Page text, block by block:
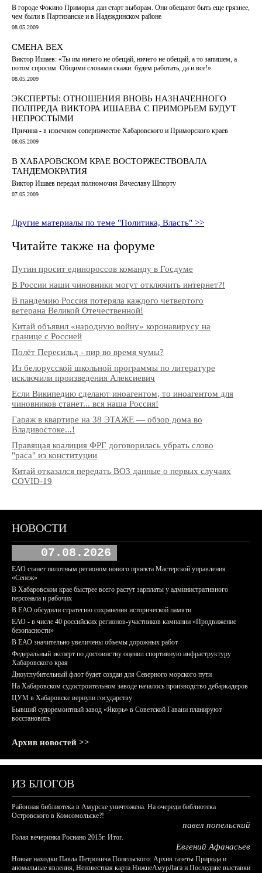
В городе Фокино Приморья дан старт выборам. Они обещают быть еще грязнее,
чем были в Партизанске и в Надеждинском районе
08.05.2009
СМЕНА ВЕХ
Виктор Ишаев: «Ты им ничего не обещай, ничего не обещай, а то запишем, а
потом спросим. Общими словами скажи: будем работать, да и все!»
08.05.2009
ЭКСПЕРТЫ: ОТНОШЕНИЯ ВНОВЬ НАЗНАЧЕННОГО
ПОЛПРЕДА ВИКТОРА ИШАЕВА С ПРИМОРЬЕМ БУДУТ
НЕПРОСТЫМИ
Причина - в извечном соперничестве Хабаровского и Приморского краев
08.05.2009
В ХАБАРОВСКОМ КРАЕ ВОСТОРЖЕСТВОВАЛА
ТАНДЕМОКРАТИЯ
Виктор Ишаев передал полномочия Вячеславу Шпорту
07.05.2009
Другие материалы по теме "Политика, Власть" >>
Читайте также на форуме
Путин просит единороссов команду в Госдуме
В России наши чиновники могут отключить интернет?!
В пандемию Россия потеряла каждого четвертого
ветерана Великой Отечественной!
Китай объявил «народную войну» коронавирусу на
границе с Россией
Полёт Пересильд - пир во время чумы?
Из белорусской школьной программы по литературе
исключили произведения Алексиевич
Если Википедию сделают иноагентом, то иноагентом для
чиновников станет... вся наша Россия!
Гараж в квартире на 38 ЭТАЖЕ — обзор дома во
Владивостоке...!
Правящая коалиция ФРГ договорилась убрать слово
"раса" из конституции
Китай отказался передать ВОЗ данные о первых случаях
COVID-19
НОВОСТИ
07.08.2026
ЕАО станет пилотным регионом нового проекта Мастерской управления
«Сенеж»
В Хабаровском крае быстрее всего растут зарплаты у административного
персонала и рабочих
В ЕАО обсудили стратегию сохранения исторической памяти
ЕАО - в числе 40 российских регионов-участников кампании «Продвижение
безопасности»
В ЕАО значительно увеличены объемы дорожных работ
Федеральный эксперт по достоинству оценил спортивную инфраструктуру
Хабаровского края
Дноуглубительный флот будет создан для Северного морского пути
На Хабаровском судостроительном заводе началось производство дебаркадеров
ЦУМ в Хабаровске вернули государству
Бывший судоремонтный завод «Якорь» в Советской Гавани планируют
восстановить
Архив новостей >>
ИЗ БЛОГОВ
Районная библиотека в Амурске уничтожена. На очереди библиотека
Островского в Комсомольске?!
павел попельский
Голая вечеринка Роснано 2015г. Итог.
Евгений Афанасьев
Новые находки Павла Петровича Попельского: Архив газеты Природа и
аномальные явления, Неизвестная карта НижнеАмурЛага и Последние выставки